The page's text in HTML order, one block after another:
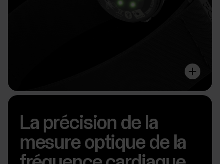
La précision de la
mesure optique de la